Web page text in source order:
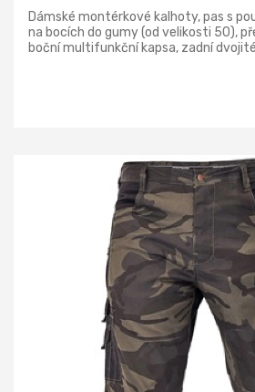
Dámské montérkové kalhoty, pas s
na bocích do gumy (od velikosti 50),
boční multifunkční kapsa, zadní